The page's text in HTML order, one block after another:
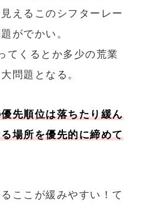
えるこのシフターレー
がでかい。
てくるとか多少の荒業
問題となる。
先順位は落ちたり緩ん
場所を優先的に締めて
ここが緩みやすい！て